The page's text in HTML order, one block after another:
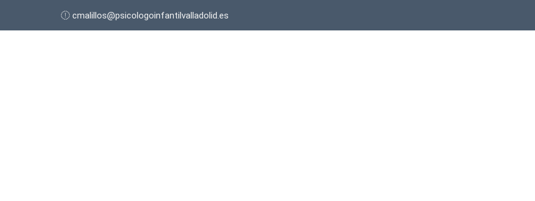
cmalillos@psicologoinfantilvalladolid.es